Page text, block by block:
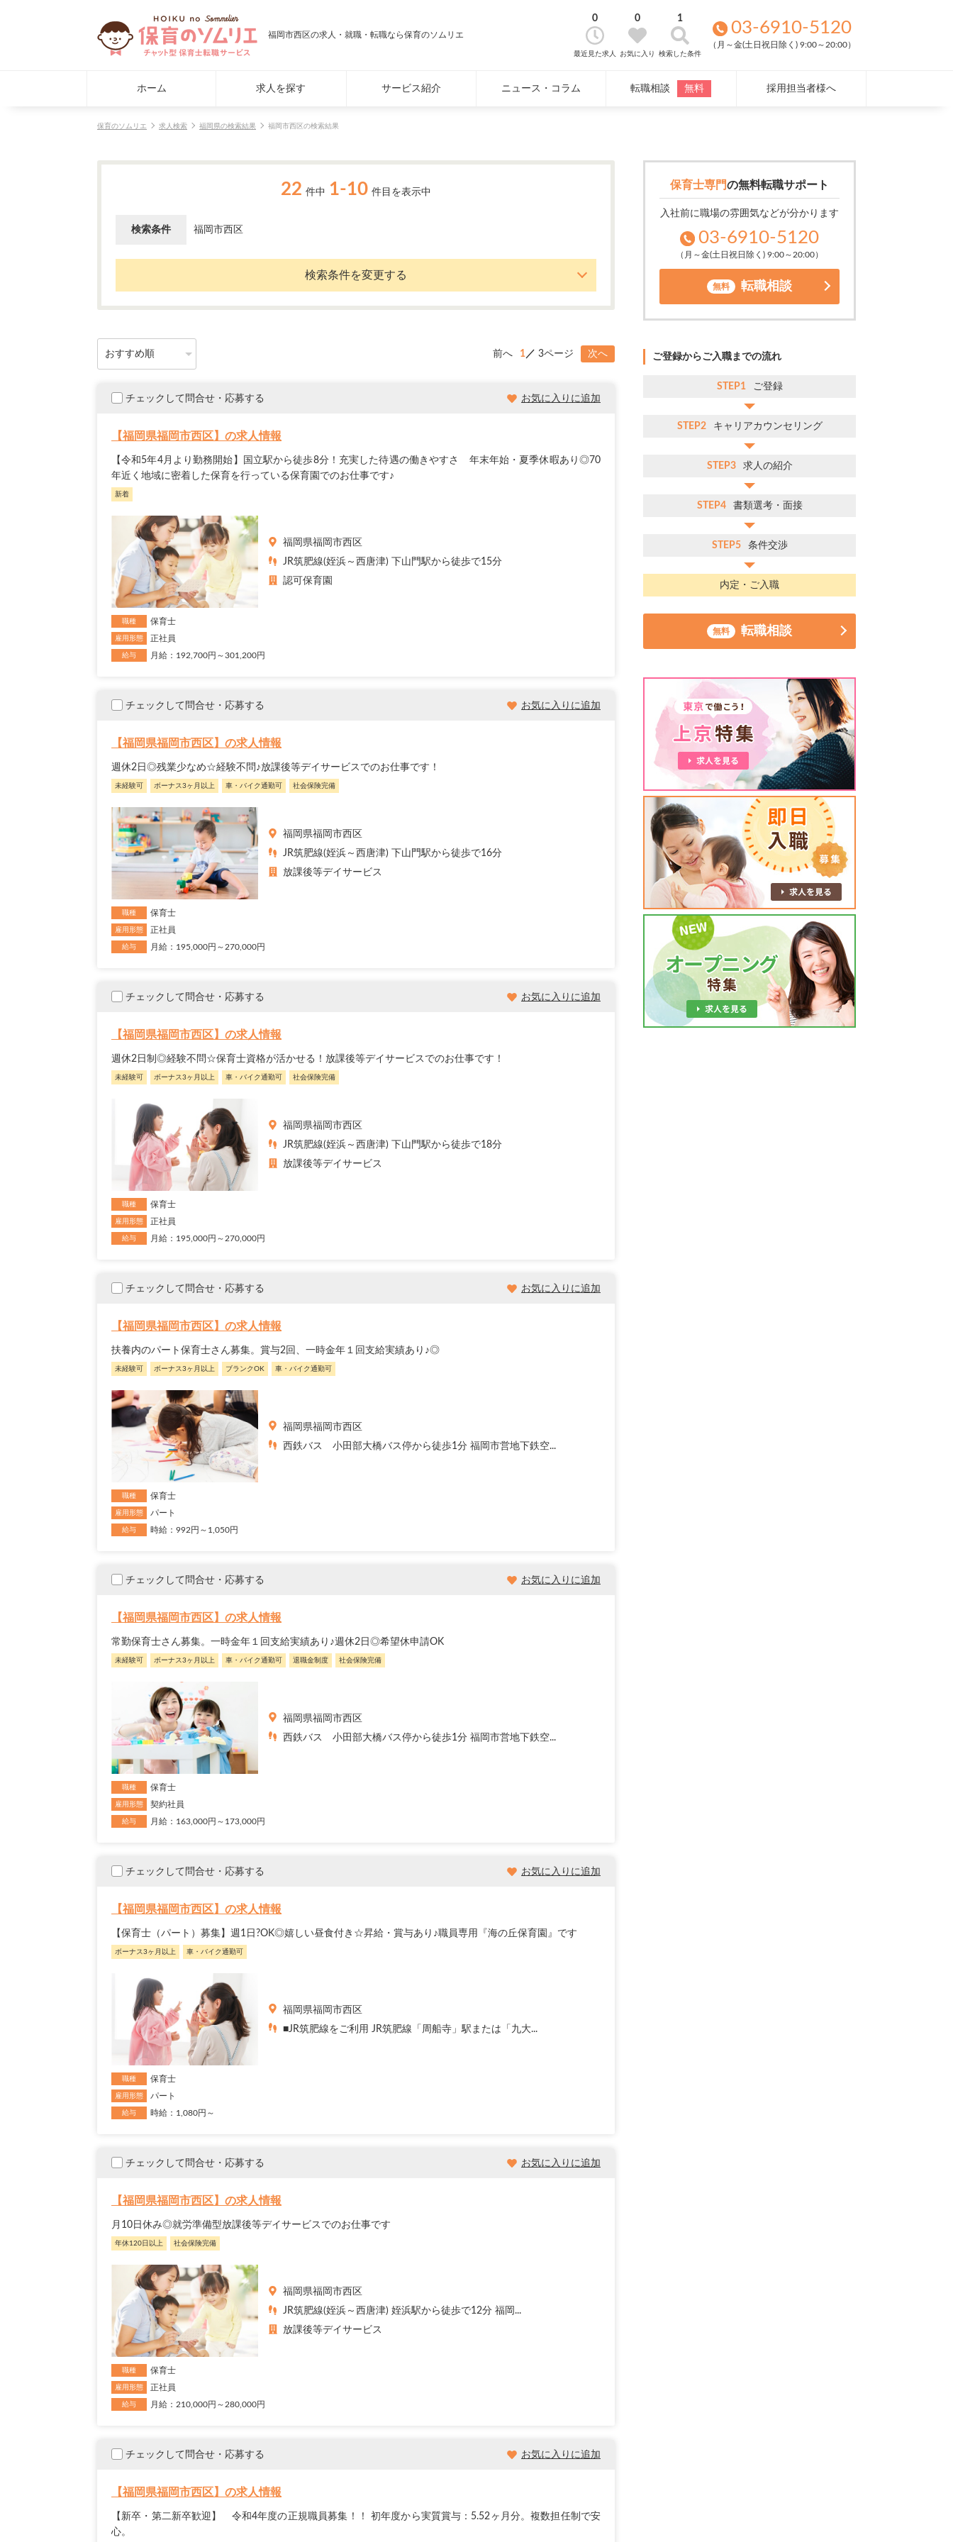
福岡市西区の求人・就職・転職なら保育のソムリエ
0
最近見た求人
0
お気に入り
1
検索した条件
03-6910-5120
（月～金(土日祝日除く) 9:00～20:00）
ホーム 求人を探す サービス紹介 ニュース・コラム 転職相談 無料 採用担当者様へ
保育のソムリエ 求人検索 福岡県の検索結果 福岡市西区の検索結果
22 件中 1-10 件目を表示中
検索条件 福岡市西区
検索条件を変更する
前へ 1 3ページ 次へ
チェックして問合せ・応募する お気に入りに追加
【福岡県福岡市西区】の求人情報
【令和5年4月より勤務開始】国立駅から徒歩8分！充実した待遇の働きやすさ 年末年始・夏季休暇あり◎70
年近く地域に密着した保育を行っている保育園でのお仕事です♪
新着
福岡県福岡市西区
JR筑肥線(姪浜～西唐津) 下山門駅から徒歩で15分
認可保育園
職種 保育士
雇用形態 正社員
給与 月給：192,700円～301,200円
チェックして問合せ・応募する お気に入りに追加
【福岡県福岡市西区】の求人情報
週休2日◎残業少なめ☆経験不問♪放課後等デイサービスでのお仕事です！
未経験可 ボーナス3ヶ月以上 車・バイク通勤可 社会保険完備
福岡県福岡市西区
JR筑肥線(姪浜～西唐津) 下山門駅から徒歩で16分
放課後等デイサービス
職種 保育士
雇用形態 正社員
給与 月給：195,000円～270,000円
チェックして問合せ・応募する お気に入りに追加
【福岡県福岡市西区】の求人情報
週休2日制◎経験不問☆保育士資格が活かせる！放課後等デイサービスでのお仕事です！
未経験可 ボーナス3ヶ月以上 車・バイク通勤可 社会保険完備
福岡県福岡市西区
JR筑肥線(姪浜～西唐津) 下山門駅から徒歩で18分
放課後等デイサービス
職種 保育士
雇用形態 正社員
給与 月給：195,000円～270,000円
チェックして問合せ・応募する お気に入りに追加
【福岡県福岡市西区】の求人情報
扶養内のパート保育士さん募集。賞与2回、一時金年１回支給実績あり♪◎
未経験可 ボーナス3ヶ月以上 ブランクOK 車・バイク通勤可
福岡県福岡市西区
西鉄バス 小田部大橋バス停から徒歩1分 福岡市営地下鉄空...
職種 保育士
雇用形態 パート
給与 時給：992円～1,050円
チェックして問合せ・応募する お気に入りに追加
【福岡県福岡市西区】の求人情報
常勤保育士さん募集。一時金年１回支給実績あり♪週休2日◎希望休申請OK
未経験可 ボーナス3ヶ月以上 車・バイク通勤可 退職金制度 社会保険完備
福岡県福岡市西区
西鉄バス 小田部大橋バス停から徒歩1分 福岡市営地下鉄空...
職種 保育士
雇用形態 契約社員
給与 月給：163,000円～173,000円
チェックして問合せ・応募する お気に入りに追加
【福岡県福岡市西区】の求人情報
【保育士（パート）募集】週1日?OK◎嬉しい昼食付き☆昇給・賞与あり♪職員専用『海の丘保育園』です
ボーナス3ヶ月以上 車・バイク通勤可
福岡県福岡市西区
■JR筑肥線をご利用 JR筑肥線「周船寺」駅または「九大...
職種 保育士
雇用形態 パート
給与 時給：1,080円～
チェックして問合せ・応募する お気に入りに追加
【福岡県福岡市西区】の求人情報
月10日休み◎就労準備型放課後等デイサービスでのお仕事です
年休120日以上 社会保険完備
福岡県福岡市西区
JR筑肥線(姪浜～西唐津) 姪浜駅から徒歩で12分 福岡...
放課後等デイサービス
職種 保育士
雇用形態 正社員
給与 月給：210,000円～280,000円
チェックして問合せ・応募する お気に入りに追加
【福岡県福岡市西区】の求人情報
【新卒・第二新卒歓迎】 令和4年度の正規職員募集！！ 初年度から実質賞与：5.52ヶ月分。複数担任制で安
心。
保育士専門の無料転職サポート
入社前に職場の雰囲気などが分かります
03-6910-5120
（月～金(土日祝日除く) 9:00～20:00）
無料 転職相談
ご登録からご入職までの流れ
STEP1 ご登録
STEP2 キャリアカウンセリング
STEP3 求人の紹介
STEP4 書類選考・面接
STEP5 条件交渉
内定・ご入職
無料 転職相談